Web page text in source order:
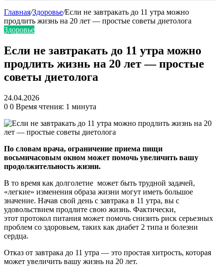
Главная/Здоровье/Если не завтракать до 11 утра можно
продлить жизнь на 20 лет — простые советы диетолога
Здоровье
Если не завтракать до 11 утра можно
продлить жизнь на 20 лет — простые
советы диетолога
24.04.2026
0 0 Время чтения: 1 минута
По словам врача, ограничение приема пищи
восьмичасовым окном может помочь увеличить вашу
продолжительность жизни.
В то время как долголетие может быть трудной задачей,
«легкие» изменения образа жизни могут иметь большое
значение. Начав свой день с завтрака в 11 утра, вы с
удовольствием продлите свою жизнь. Фактически,
этот протокол питания может помочь снизить риск серьезных
проблем со здоровьем, таких как диабет 2 типа и болезни
сердца.
Отказ от завтрака до 11 утра — это простая хитрость, которая
может увеличить вашу жизнь на 20 лет.